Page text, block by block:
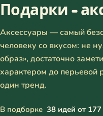
Подарки -
Аксессуары — самый
человеку со вкусом: не
образ», достаточно
характером до перьевой
один тренд.
В подборке 38 идей от